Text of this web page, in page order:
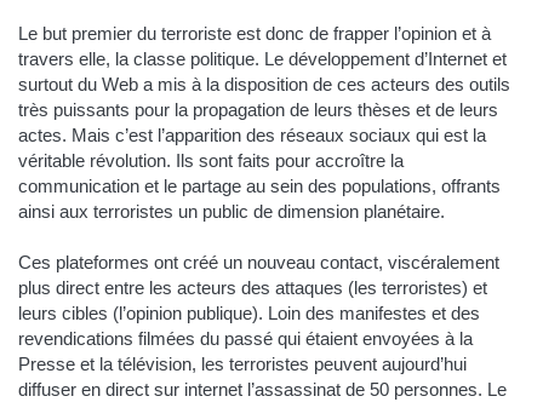
Le but premier du terroriste est donc de frapper l’opinion et à
travers elle, la classe politique. Le développement d’Internet et
surtout du Web a mis à la disposition de ces acteurs des outils
très puissants pour la propagation de leurs thèses et de leurs
actes. Mais c’est l’apparition des réseaux sociaux qui est la
véritable révolution. Ils sont faits pour accroître la
communication et le partage au sein des populations, offrants
ainsi aux terroristes un public de dimension planétaire.
Ces plateformes ont créé un nouveau contact, viscéralement
plus direct entre les acteurs des attaques (les terroristes) et
leurs cibles (l’opinion publique). Loin des manifestes et des
revendications filmées du passé qui étaient envoyées à la
Presse et la télévision, les terroristes peuvent aujourd’hui
diffuser en direct sur internet l’assassinat de 50 personnes. Le